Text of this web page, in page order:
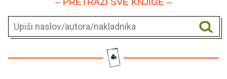
– PRETRAŽI SVE KNJIGE –